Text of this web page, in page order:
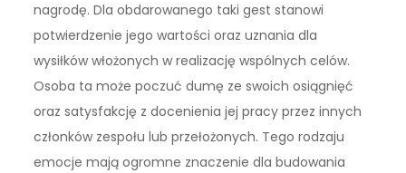
nagrodę. Dla obdarowanego taki gest stanowi
potwierdzenie jego wartości oraz uznania dla
wysiłków włożonych w realizację wspólnych celów.
Osoba ta może poczuć dumę ze swoich osiągnięć
oraz satysfakcję z docenienia jej pracy przez innych
członków zespołu lub przełożonych. Tego rodzaju
emocje mają ogromne znaczenie dla budowania